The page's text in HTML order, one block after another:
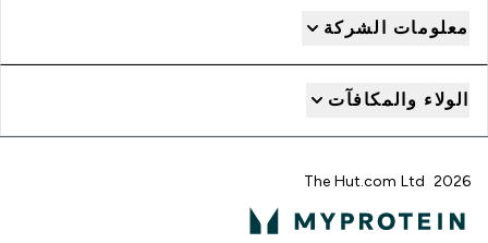
معلومات الشركة
الولاء والمكافآت
2026 The Hut.com Ltd